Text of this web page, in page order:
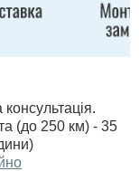
(до 250 км) - 35